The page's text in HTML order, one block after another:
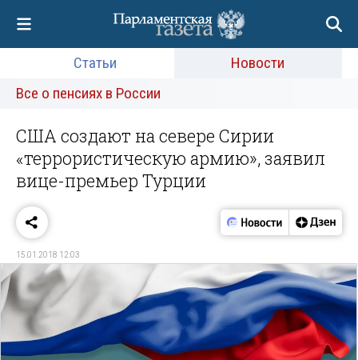
Статьи
Новости
Все о пенсиях в России
США создают на севере Сирии
«террористическую армию», заявил
вице-премьер Турции
15.01.2018 12:03